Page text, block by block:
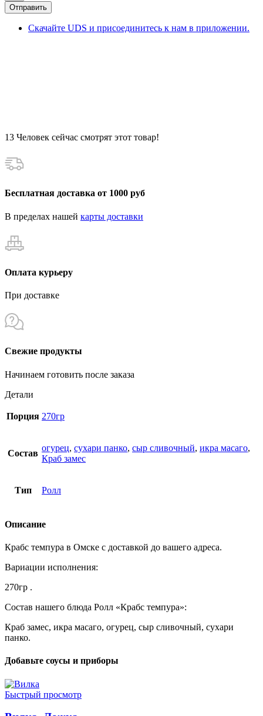
Отправить
Скачайте UDS и присоединитесь к нам в приложении.
13 Человек сейчас смотрят этот товар!
Бесплатная доставка от 1000 руб
В пределах нашей карты доставки
Оплата курьеру
При доставке
Свежие продукты
Начинаем готовить после заказа
Детали
Порция 270гр
Состав
огурец, сухари панко, сыр сливочный, икра масаго,
Краб замес
Тип Ролл
Описание
Крабс темпура в Омске с доставкой до вашего адреса.
Вариации исполнения:
270гр .
Состав нашего блюда Ролл «Крабс темпура»:
Краб замес, икра масаго, огурец, сыр сливочный, сухари
панко.
Добавьте соусы и приборы
Быстрый просмотр